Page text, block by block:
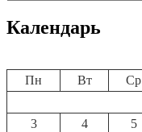
Календарь
Пн
Вт Ср
3
4 5